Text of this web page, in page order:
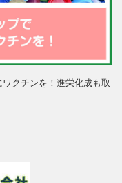
クチンを！進栄化成も取